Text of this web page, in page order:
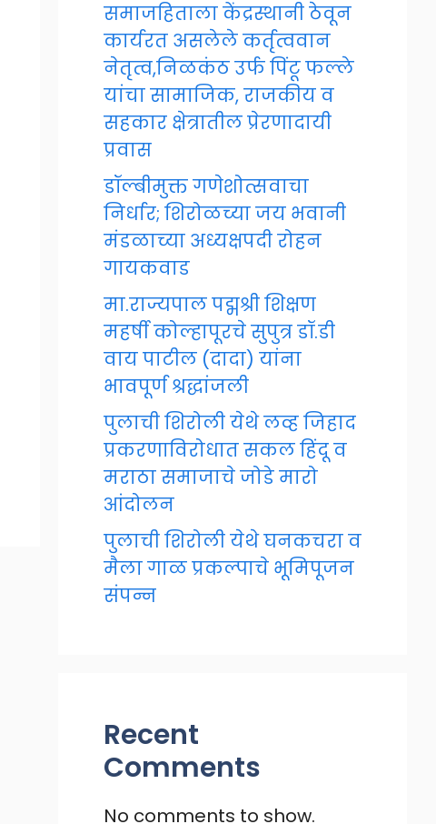
समाजहिताला केंद्रस्थानी ठेवून
कार्यरत असलेले कर्तृत्ववान
नेतृत्व,निळकंठ उर्फ पिंटू फल्ले
यांचा सामाजिक, राजकीय व
सहकार क्षेत्रातील प्रेरणादायी
प्रवास
डॉल्बीमुक्त गणेशोत्सवाचा
निर्धार; शिरोळच्या जय भवानी
मंडळाच्या अध्यक्षपदी रोहन
गायकवाड
मा.राज्यपाल पद्मश्री शिक्षण
महर्षी कोल्हापूरचे सुपुत्र डॉ.डी
वाय पाटील (दादा) यांना
भावपूर्ण श्रद्धांजली
पुलाची शिरोली येथे लव्ह जिहाद
प्रकरणाविरोधात सकल हिंदू व
मराठा समाजाचे जोडे मारो
आंदोलन
पुलाची शिरोली येथे घनकचरा व
मैला गाळ प्रकल्पाचे भूमिपूजन
संपन्न
Recent
Comments
No comments to show.